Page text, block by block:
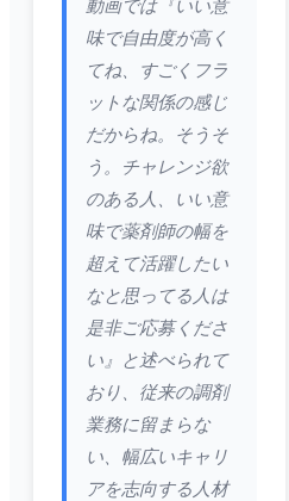
動画では『いい意
味で自由度が高く
てね、すごくフラ
ットな関係の感じ
だからね。そうそ
う。チャレンジ欲
のある人、いい意
味で薬剤師の幅を
超えて活躍したい
なと思ってる人は
是非ご応募くださ
い』と述べられて
おり、従来の調剤
業務に留まらな
い、幅広いキャリ
アを志向する人材